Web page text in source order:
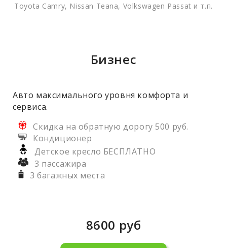
Toyota Camry, Nissan Teana, Volkswagen Passat и т.п.
Бизнес
Авто максимального уровня комфорта и
сервиса.
Скидка на обратную дорогу 500 руб.
Кондиционер
Детское кресло БЕСПЛАТНО
3 пассажира
3 багажных места
8600 руб